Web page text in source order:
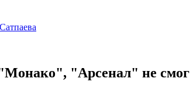
"Арсенал" не смог